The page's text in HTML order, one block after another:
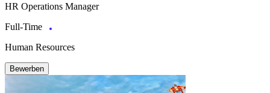
HR Operations Manager
Full-Time
Human Resources
Bewerben